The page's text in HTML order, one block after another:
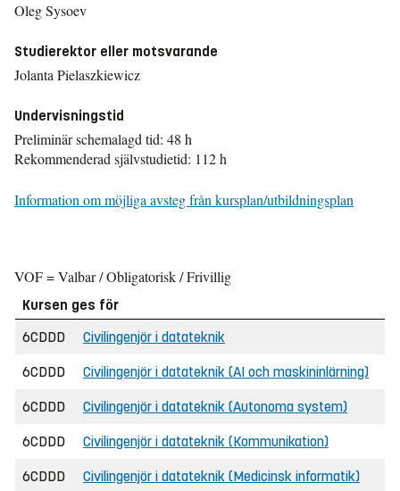
Oleg Sysoev
Studierektor eller motsvarande
Jolanta Pielaszkiewicz
Undervisningstid
Preliminär schemalagd tid: 48 h
Rekommenderad självstudietid: 112 h
Information om möjliga avsteg från kursplan/utbildningsplan
VOF = Valbar / Obligatorisk / Frivillig
Kursen ges för
6CDDD
Civilingenjör i datateknik
6CDDD Civilingenjör i datateknik (AI och maskininlärning)
6CDDD Civilingenjör i datateknik (Autonoma system)
6CDDD Civilingenjör i datateknik (Kommunikation)
6CDDD Civilingenjör i datateknik (Medicinsk informatik)